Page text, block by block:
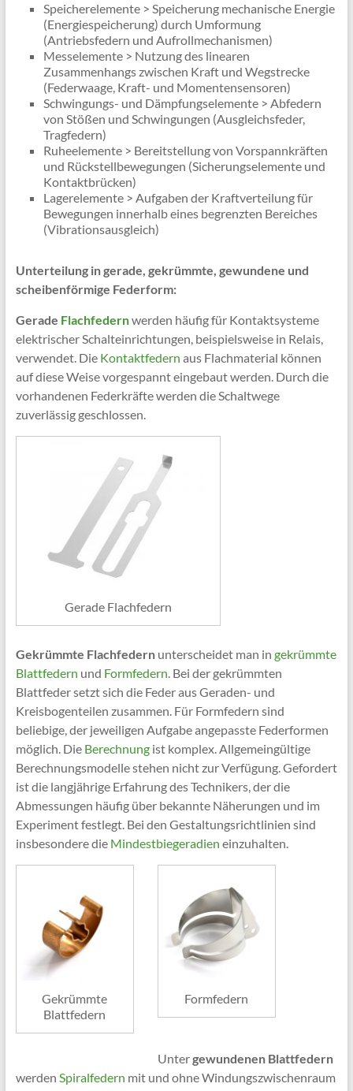
Speicherelemente > Speicherung mechanische Energie
(Energiespeicherung) durch Umformung
(Antriebsfedern und Aufrollmechanismen)
Messelemente > Nutzung des linearen
Zusammenhangs zwischen Kraft und Wegstrecke
(Federwaage, Kraft- und Momentensensoren)
Schwingungs- und Dämpfungselemente > Abfedern
von Stößen und Schwingungen (Ausgleichsfeder,
Tragfedern)
Ruheelemente > Bereitstellung von Vorspannkräften
und Rückstellbewegungen (Sicherungselemente und
Kontaktbrücken)
Lagerelemente > Aufgaben der Kraftverteilung für
Bewegungen innerhalb eines begrenzten Bereiches
(Vibrationsausgleich)
Unterteilung in gerade, gekrümmte, gewundene und
scheibenförmige Federform:
Gerade Flachfedernwerden häufig für Kontaktsysteme
elektrischer Schalteinrichtungen, beispielsweise in Relais,
verwendet. Die Kontaktfedern aus Flachmaterial können
auf diese Weise vorgespannt eingebaut werden. Durch die
vorhandenen Federkräfte werden die Schaltwege
zuverlässig geschlossen.
Gerade Flachfedern
Gekrümmte Flachfedernunterscheidet man in gekrümmte
Blattfedern und Formfedern . Bei der gekrümmten
Blattfeder setzt sich die Feder aus Geraden- und
Kreisbogenteilen zusammen. Für Formfedern sind
beliebige, der jeweiligen Aufgabe angepasste Federformen
möglich. Die Berechnungist komplex. Allgemeingültige
Berechnungsmodelle stehen nicht zur Verfügung. Gefordert
ist die langjährige Erfahrung des Technikers, der die
Abmessungen häufig über bekannte Näherungen und im
Experiment festlegt. Bei den Gestaltungsrichtlinien sind
insbesondere die Mindestbiegeradien einzuhalten.
Gekrümmte
Blattfedern
Formfedern
Untergewundenen Blattfedern
werden Spiralfedern mit und ohne Windungszwischenraum